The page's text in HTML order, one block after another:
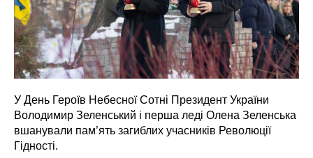
У День Героїв Небесної Сотні Президент України
Володимир Зеленський і перша леді Олена Зеленська
вшанували пам’ять загиблих учасників Революції
Гідності.